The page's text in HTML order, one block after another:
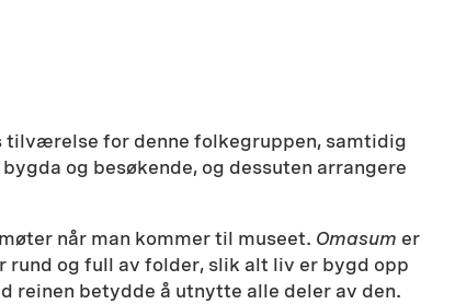
tilværelse for denne folkegruppen, samtidig
og besøkende, og dessuten arrangere
når man kommer til museet. Omasum er
rund og full av folder, slik alt liv er bygd opp
reinen betydde å utnytte alle deler av den.